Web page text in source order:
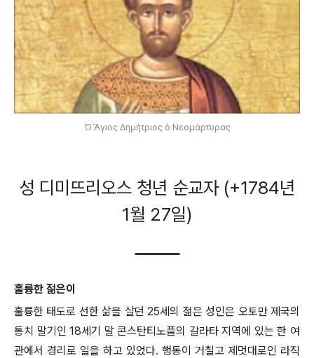
Ὁ Ἅγιος Δημήτριος ὁ Νεομάρτυρας
성 디미뜨리오스 청년 순교자 (+1784년
1월 27일)
훌륭한 젊은이
훌륭한 태도로 선한 삶을 살던 25세의 젊은 성인은 오토만 제국의
통치 말기인 18세기 말 콘스탄티노플의 갈라타 지역에 있는 한 여
관에서 경리로 일을 하고 있었다. 행동이 거칠고 제멋대로인 라직